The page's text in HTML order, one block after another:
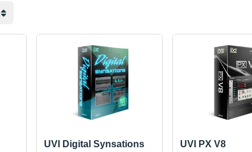
UVI Digital Synsations UVI PX V8